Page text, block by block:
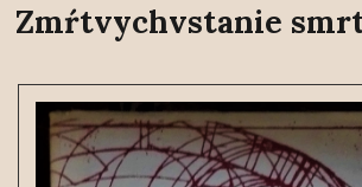
Zmŕtvychvstanie